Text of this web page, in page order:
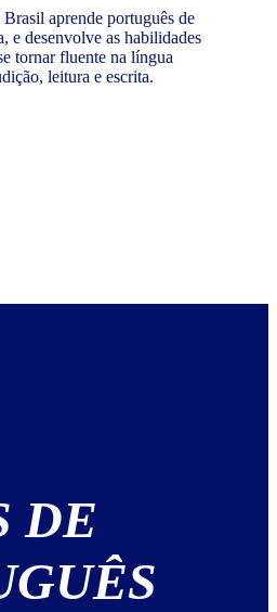
aprende português de
e desenvolve as habilidades
tornar fluente na língua
leitura e escrita.
DE